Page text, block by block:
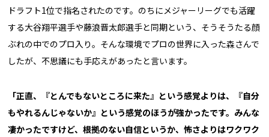
ドラフト1位で指名されたのです。のちにメジャーリーグでも活躍
する大谷翔平選手や藤浪晋太郎選手と同期という、そうそうたる顔
ぶれの中でのプロ入り。そんな環境でプロの世界に入った森さんで
したが、不思議にも手応えがあったと言います。
「正直、『とんでもないところに来た』という感覚よりは、『自分
もやれるんじゃないか』という感覚のほうが強かったです。みんな
凄かったですけど、根拠のない自信というか、怖さよりはワクワク